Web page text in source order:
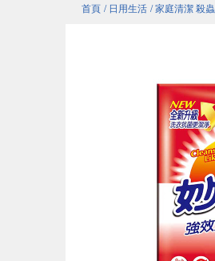
首頁 / 日用生活 / 家庭清潔 殺蟲